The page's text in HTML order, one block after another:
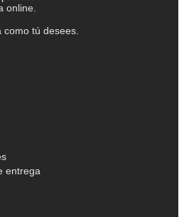
online.
como tú desees.
entrega